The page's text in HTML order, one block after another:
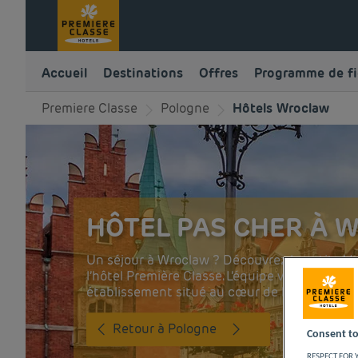
Accueil Destinations Offres Programme de
Premiere Classe Pologne Hôtels Wroclaw
HÔTEL PAS CHER À
Un séjour à Wroclaw ? Découvrez la petite
l’hôtel Première Classe. L’équipe vous ouvre
établissement situé au cœur de la ville.
Retour à Pologne Consent